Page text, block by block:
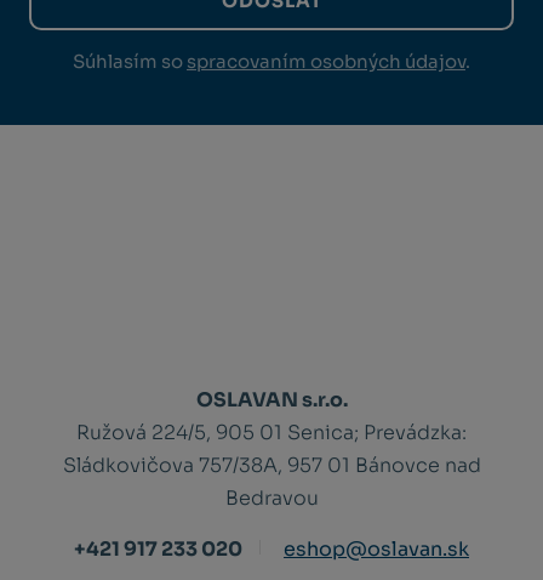
Súhlasím so spracovaním osobných údajov.
OSLAVAN s.r.o.
Ružová 224/5, 905 01 Senica; Prevádzka:
Sládkovičova 757/38A, 957 01 Bánovce nad
Bedravou
+421 917 233 020
eshop@oslavan.sk